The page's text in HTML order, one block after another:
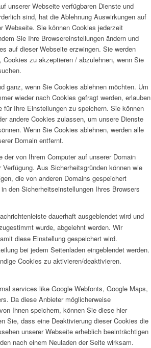
unserer Webseite verfügbaren Dienste und
sind, hat die Ablehnung Auswirkungen auf
Webseite. Sie können Cookies jederzeit
Sie Ihre Browsereinstellungen ändern und
auf dieser Webseite erzwingen. Sie werden
Cookies zu akzeptieren / abzulehnen, wenn Sie
ganz, wenn Sie Cookies ablehnen möchten. Um
wieder nach Cookies gefragt werden, erlauben
für Ihre Einstellungen zu speichern. Sie können
andere Cookies zulassen, um unsere Dienste
Wenn Sie Cookies ablehnen, werden alle
Domain entfernt.
der von Ihrem Computer auf unserer Domain
Aus Sicherheitsgründen können wie
die von anderen Domains gespeichert
den Sicherheitseinstellungen Ihres Browsers
dauerhaft ausgeblendet wird und
wurde, abgelehnt werden. Wir
diese Einstellung gespeichert wird.
bei jedem Seitenladen eingeblendet werden.
Cookies zu aktivieren/deaktivieren.
services like Google Webfonts, Google Maps,
Da diese Anbieter möglicherweise
Ihnen speichern, können Sie diese hier
Sie, dass eine Deaktivierung dieser Cookies die
unserer Webseite erheblich beeinträchtigen
nach einem Neuladen der Seite wirksam.